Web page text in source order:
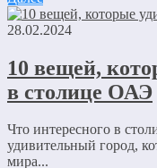
28.02.2024
10 вещей,
в столице ОАЭ
Что интересного в
удивительный город,
мира...